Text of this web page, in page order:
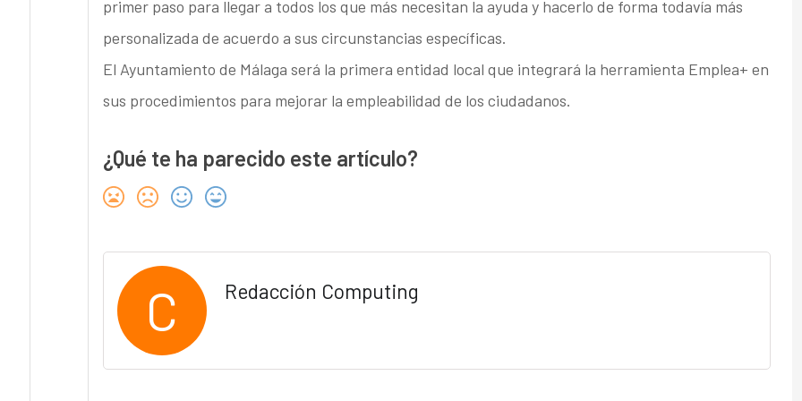
primer paso para llegar a todos los que más necesitan la ayuda y hacerlo de forma todavía más
personalizada de acuerdo a sus circunstancias específicas.
El Ayuntamiento de Málaga será la primera entidad local que integrará la herramienta Emplea+ en
sus procedimientos para mejorar la empleabilidad de los ciudadanos.
¿Qué te ha parecido este artículo?
C Redacción Computing